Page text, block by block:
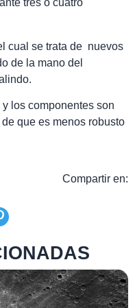
cual se trata de nuevos
de la mano del
los componentes son
que es menos robusto
Compartir en: